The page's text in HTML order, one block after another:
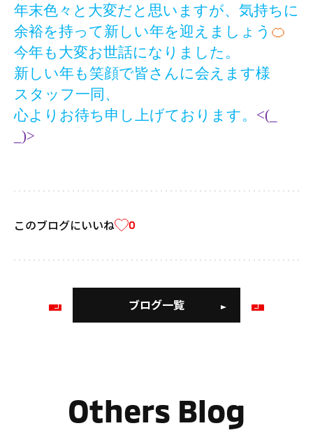
年末色々と大変だと思いますが、気持ちに
余裕を持って新しい年を迎えましょう 🍊
今年も大変お世話になりました。
新しい年も笑顔で皆さんに会えます様
スタッフ一同、
心よりお待ち申し上げております。 <(_
_)>
このブログにいいね 0
前
ブログ一覧
次
Others Blog